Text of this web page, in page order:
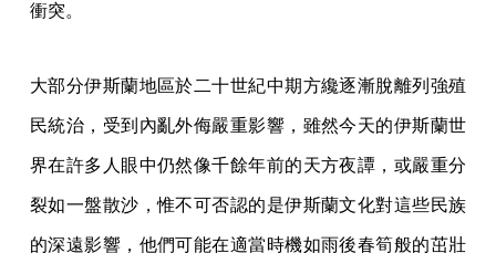
衝突。
大部分伊斯蘭地區於二十世紀中期方纔逐漸脫離列強殖
民統治，受到內亂外侮嚴重影響，雖然今天的伊斯蘭世
界在許多人眼中仍然像千餘年前的天方夜譚，或嚴重分
裂如一盤散沙，惟不可否認的是伊斯蘭文化對這些民族
的深遠影響，他們可能在適當時機如雨後春筍般的茁壯